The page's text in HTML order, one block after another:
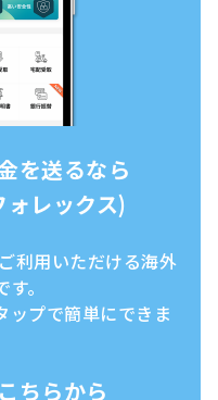
を送るなら
レックス)
利用いただける海外
。
ップで簡単にできま
ちらから